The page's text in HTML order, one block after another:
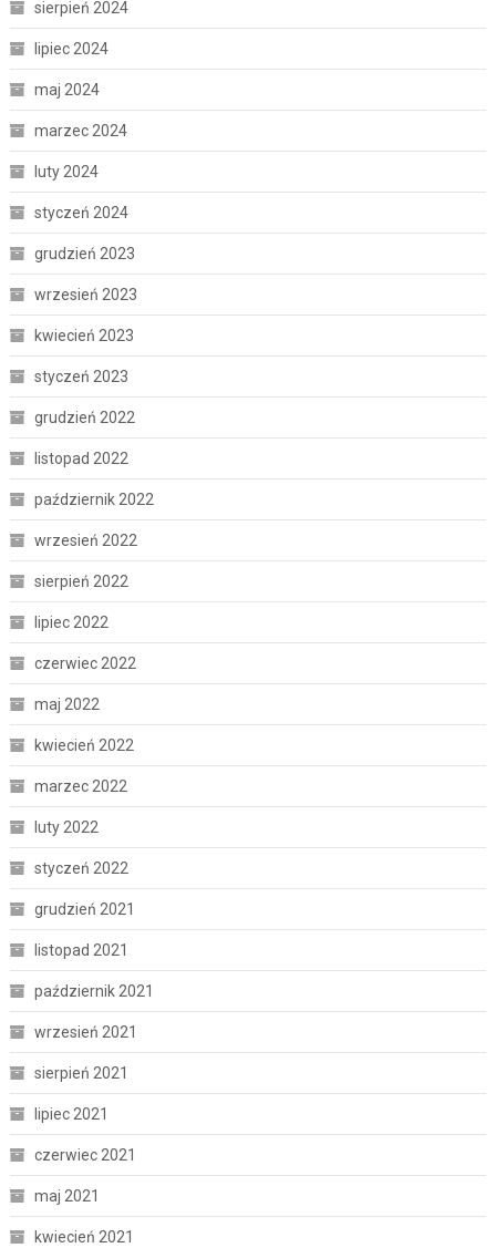
sierpień 2024
lipiec 2024
maj 2024
marzec 2024
luty 2024
styczeń 2024
grudzień 2023
wrzesień 2023
kwiecień 2023
styczeń 2023
grudzień 2022
listopad 2022
październik 2022
wrzesień 2022
sierpień 2022
lipiec 2022
czerwiec 2022
maj 2022
kwiecień 2022
marzec 2022
luty 2022
styczeń 2022
grudzień 2021
listopad 2021
październik 2021
wrzesień 2021
sierpień 2021
lipiec 2021
czerwiec 2021
maj 2021
kwiecień 2021